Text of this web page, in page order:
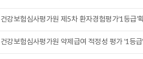
건강보험심사평가원 제5차 환자경험평가‘1등급’
건강보험심사평가원 약제급여 적정성 평가 '1등